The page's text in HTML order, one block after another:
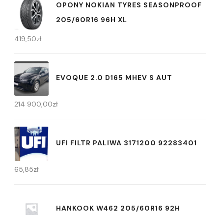
OPONY NOKIAN TYRES SEASONPROOF
205/60R16 96H XL
419,50zł
EVOQUE 2.0 D165 MHEV S AUT
214 900,00zł
UFI FILTR PALIWA 3171200 92283401
65,85zł
HANKOOK W462 205/60R16 92H